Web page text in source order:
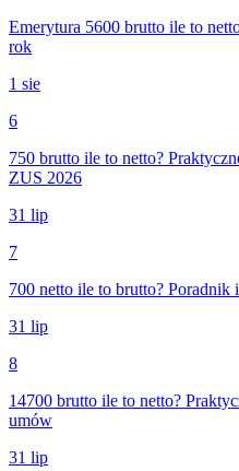
Emerytura 5600 brutto ile to
rok
1 sie
6
750 brutto ile to netto?
ZUS 2026
31 lip
7
700 netto ile to brutto?
31 lip
8
14700 brutto ile to netto?
umów
31 lip